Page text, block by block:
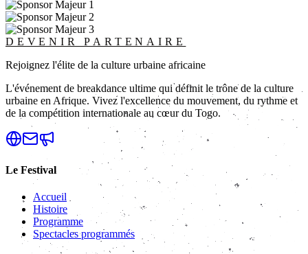
DEVENIR PARTENAIRE
Rejoignez l'élite de la culture urbaine africaine
L'événement de breakdance ultime qui définit le trône de la culture
urbaine en Afrique. Vivez l'excellence du mouvement, du rythme et
de la compétition internationale au cœur du Togo.
Le Festival
Accueil
Histoire
Programme
Spectacles programmés